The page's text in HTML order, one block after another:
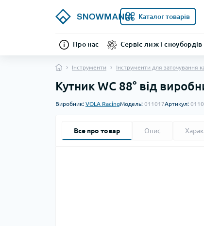
Каталог товарів
Про нас Сервіс лиж і сноубордів
Інструменти Інструменти для заточування
Кутник WC 88° від
Виробник: VOLA RacingМодель: 011017Артикул:
Все про товар Опис